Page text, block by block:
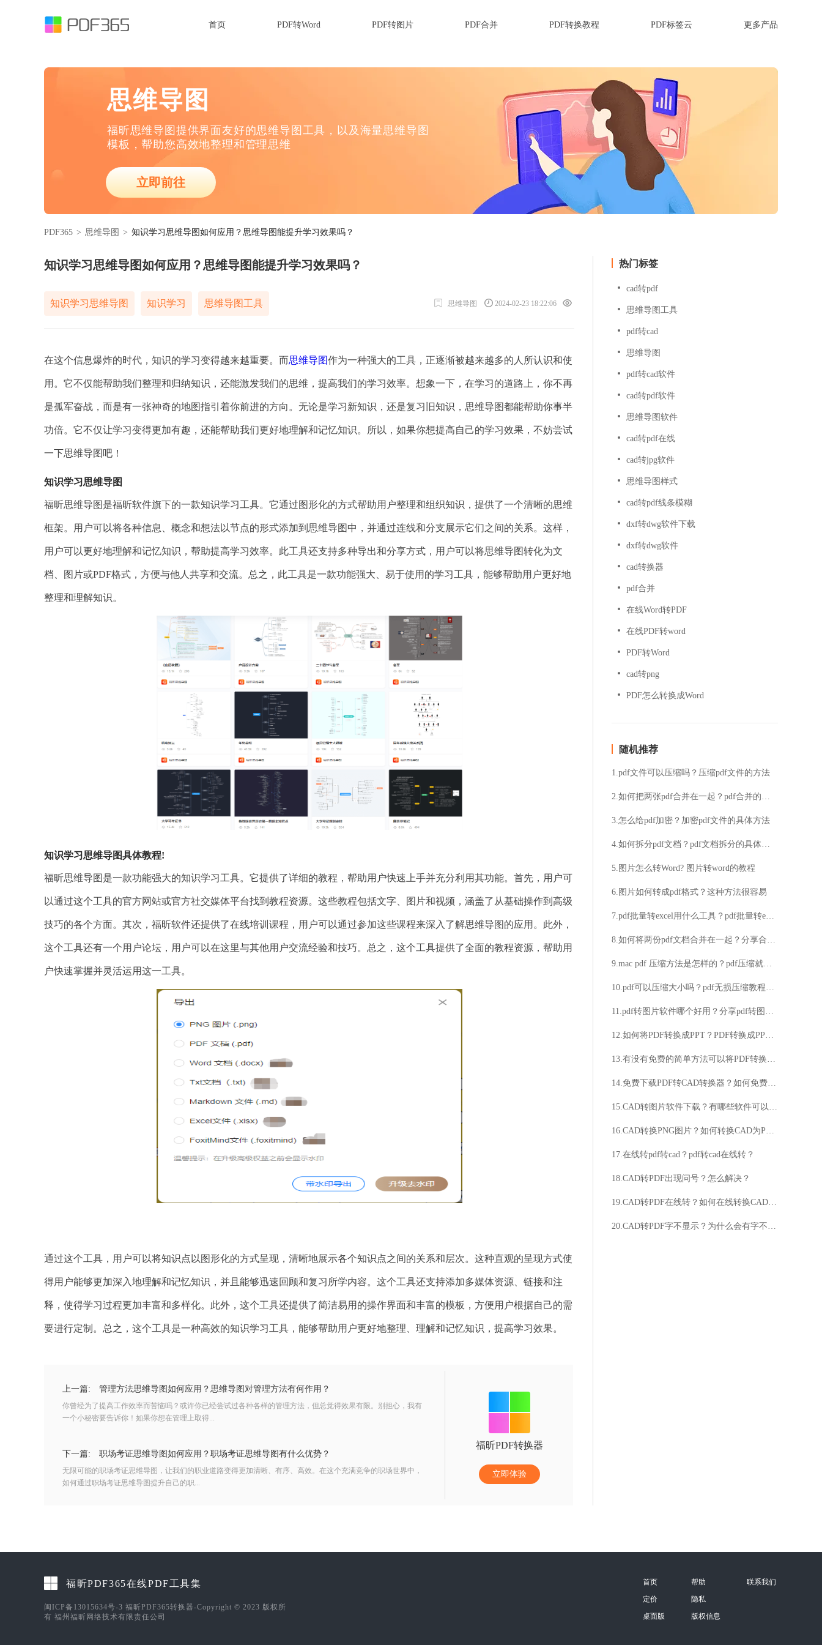
首页 PDF转Word PDF转图片 PDF合并 PDF转换教程 PDF标签云 更多产品
思维导图
福昕思维导图提供界面友好的思维导图工具，以及海量思维导图
模板，帮助您高效地整理和管理思维
立即前往
PDF365 > 思维导图 > 知识学习思维导图如何应用？思维导图能提升学习效果吗？
知识学习思维导图如何应用？思维导图能提升学习效果吗？
知识学习思维导图 知识学习 思维导图工具 思维导图 2024-02-23 18:22:06
在这个信息爆炸的时代，知识的学习变得越来越重要。而思维导图作为一种强大的工具，正逐渐被越来越多的人所认识和使
用。它不仅能帮助我们整理和归纳知识，还能激发我们的思维，提高我们的学习效率。想象一下，在学习的道路上，你不再
是孤军奋战，而是有一张神奇的地图指引着你前进的方向。无论是学习新知识，还是复习旧知识，思维导图都能帮助你事半
功倍。它不仅让学习变得更加有趣，还能帮助我们更好地理解和记忆知识。所以，如果你想提高自己的学习效果，不妨尝试
一下思维导图吧！
知识学习思维导图
福昕思维导图是福昕软件旗下的一款知识学习工具。它通过图形化的方式帮助用户整理和组织知识，提供了一个清晰的思维
框架。用户可以将各种信息、概念和想法以节点的形式添加到思维导图中，并通过连线和分支展示它们之间的关系。这样，
用户可以更好地理解和记忆知识，帮助提高学习效率。此工具还支持多种导出和分享方式，用户可以将思维导图转化为文
档、图片或PDF格式，方便与他人共享和交流。总之，此工具是一款功能强大、易于使用的学习工具，能够帮助用户更好地
整理和理解知识。
知识学习思维导图具体教程!
福昕思维导图是一款功能强大的知识学习工具。它提供了详细的教程，帮助用户快速上手并充分利用其功能。首先，用户可
以通过这个工具的官方网站或官方社交媒体平台找到教程资源。这些教程包括文字、图片和视频，涵盖了从基础操作到高级
技巧的各个方面。其次，福昕软件还提供了在线培训课程，用户可以通过参加这些课程来深入了解思维导图的应用。此外，
这个工具还有一个用户论坛，用户可以在这里与其他用户交流经验和技巧。总之，这个工具提供了全面的教程资源，帮助用
户快速掌握并灵活运用这一工具。
通过这个工具，用户可以将知识点以图形化的方式呈现，清晰地展示各个知识点之间的关系和层次。这种直观的呈现方式使
得用户能够更加深入地理解和记忆知识，并且能够迅速回顾和复习所学内容。这个工具还支持添加多媒体资源、链接和注
释，使得学习过程更加丰富和多样化。此外，这个工具还提供了简洁易用的操作界面和丰富的模板，方便用户根据自己的需
要进行定制。总之，这个工具是一种高效的知识学习工具，能够帮助用户更好地整理、理解和记忆知识，提高学习效果。
上一篇: 管理方法思维导图如何应用？思维导图对管理方法有何作用？
你曾经为了提高工作效率而苦恼吗？或许你已经尝试过各种各样的管理方法，但总觉得效果有限。别担心，我有
一个小秘密要告诉你！如果你想在管理上取得...
下一篇: 职场考证思维导图如何应用？职场考证思维导图有什么优势？
无限可能的职场考证思维导图，让我们的职业道路变得更加清晰、有序、高效。在这个充满竞争的职场世界中，
如何通过职场考证思维导图提升自己的职...
福昕PDF转换器
立即体验
热门标签
cad转pdf
思维导图工具
pdf转cad
思维导图
pdf转cad软件
cad转pdf软件
思维导图软件
cad转pdf在线
cad转jpg软件
思维导图样式
cad转pdf线条模糊
dxf转dwg软件下载
dxf转dwg软件
cad转换器
pdf合并
在线Word转PDF
在线PDF转word
PDF转Word
cad转png
PDF怎么转换成Word
随机推荐
1.pdf文件可以压缩吗？压缩pdf文件的方法
2.如何把两张pdf合并在一起？pdf合并的方法分享
3.怎么给pdf加密？加密pdf文件的具体方法
4.如何拆分pdf文档？pdf文档拆分的具体步骤
5.图片怎么转Word? 图片转word的教程
6.图片如何转成pdf格式？这种方法很容易
7.pdf批量转excel用什么工具？pdf批量转excel工具分享
8.如何将两份pdf文档合并在一起？分享合并pdf文件的方法
9.mac pdf 压缩方法是怎样的？pdf压缩就选用这些工具！
10.pdf可以压缩大小吗？pdf无损压缩教程推荐
11.pdf转图片软件哪个好用？分享pdf转图片操作技巧
12.如何将PDF转换成PPT？PDF转换成PPT有哪些事项需注意？
13.有没有免费的简单方法可以将PDF转换为PPT？如何免费简单地将PDF转换为PPT？
14.免费下载PDF转CAD转换器？如何免费获取PDF转CAD转换器？
15.CAD转图片软件下载？有哪些软件可以实现CAD转图片的功能？
16.CAD转换PNG图片？如何转换CAD为PNG？
17.在线转pdf转cad？pdf转cad在线转？
18.CAD转PDF出现问号？怎么解决？
19.CAD转PDF在线转？如何在线转换CAD为PDF？
20.CAD转PDF字不显示？为什么会有字不显示？
福昕PDF365在线PDF工具集
闽ICP备13015634号-3 福昕PDF365转换器-Copyright © 2023 版权所
有 福州福昕网络技术有限责任公司
首页
定价
桌面版
帮助
隐私
版权信息
联系我们